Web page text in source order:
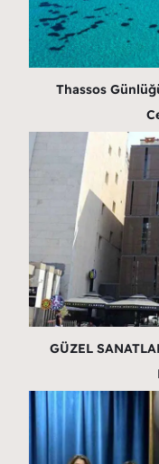
Thassos
GÜZEL